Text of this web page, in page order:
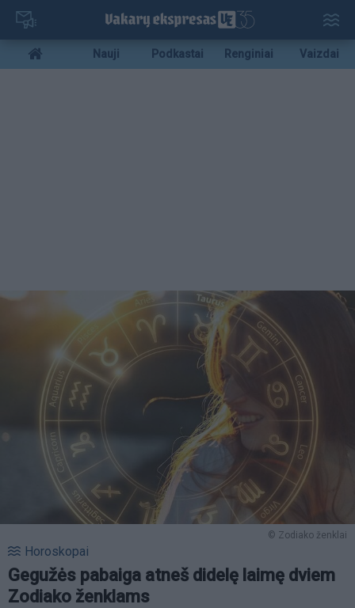
Pereiti
pagrindinį
turinį
Mobile
menu
Nauji Podkastai Renginiai Vaizdai
© Zodiako ženklai
Horoskopai
Gegužės pabaiga atneš didelę laimę dviem
Zodiako ženklams